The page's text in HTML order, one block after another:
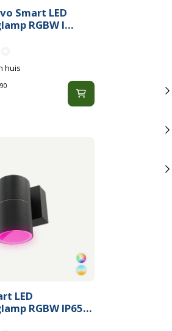
Smart LED
RGBW I...
huis
LED
RGBW IP65